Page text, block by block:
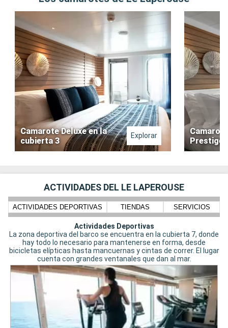
Camarote Deluxe en la
cubierta 3
Explorar
Prestige
ACTIVIDADES DEL LE LAPEROUSE
ACTIVIDADES DEPORTIVAS TIENDAS SERVICIOS
Actividades Deportivas
La zona deportiva del barco se encuentra en la cubierta 7, donde
hay todo lo necesario para mantenerse en forma, desde
bicicletas elípticas hasta mancuernas y cintas de correr. El lugar
cuenta con grandes ventanales que dan al mar.